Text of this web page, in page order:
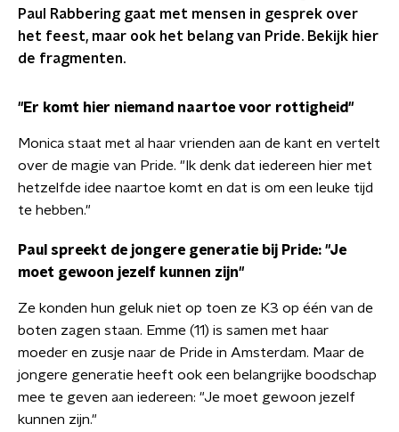
Paul Rabbering gaat met mensen in gesprek over
het feest, maar ook het belang van Pride. Bekijk hier
de fragmenten.
"Er komt hier niemand naartoe voor rottigheid"
Monica staat met al haar vrienden aan de kant en vertelt
over de magie van Pride. "Ik denk dat iedereen hier met
hetzelfde idee naartoe komt en dat is om een leuke tijd
te hebben."
Paul spreekt de jongere generatie bij Pride: "Je
moet gewoon jezelf kunnen zijn"
Ze konden hun geluk niet op toen ze K3 op één van de
boten zagen staan. Emme (11) is samen met haar
moeder en zusje naar de Pride in Amsterdam. Maar de
jongere generatie heeft ook een belangrijke boodschap
mee te geven aan iedereen: "Je moet gewoon jezelf
kunnen zijn."